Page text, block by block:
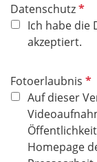
DatenschutzP
f
l
c
l
Ich habe die
akzeptiert.
Fotoerlaubnis P
f
l
i
c
Auf dieser
Homepage